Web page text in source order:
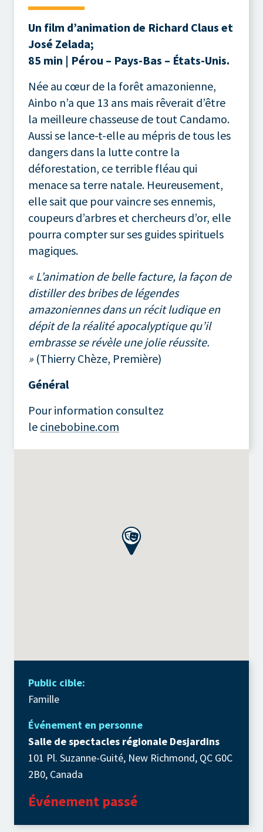
Un film d’animation de Richard Claus et
José Zelada;
85 min | Pérou – Pays-Bas – États-Unis.
Née au cœur de la forêt amazonienne,
Ainbo n’a que 13 ans mais rêverait d’être
la meilleure chasseuse de tout Candamo.
Aussi se lance-t-elle au mépris de tous les
dangers dans la lutte contre la
déforestation, ce terrible fléau qui
menace sa terre natale. Heureusement,
elle sait que pour vaincre ses ennemis,
coupeurs d’arbres et chercheurs d’or, elle
pourra compter sur ses guides spirituels
magiques.
« L’animation de belle facture, la façon de
distiller des bribes de légendes
amazoniennes dans un récit ludique en
dépit de la réalité apocalyptique qu’il
embrasse se révèle une jolie réussite.
» (Thierry Chèze, Première)
Général
Pour information consultez
le cinebobine.com
Public cible:
Famille
Événement en personne
Salle de spectacles régionale Desjardins
101 Pl. Suzanne-Guité, New Richmond, QC G0C
2B0, Canada
Événement passé